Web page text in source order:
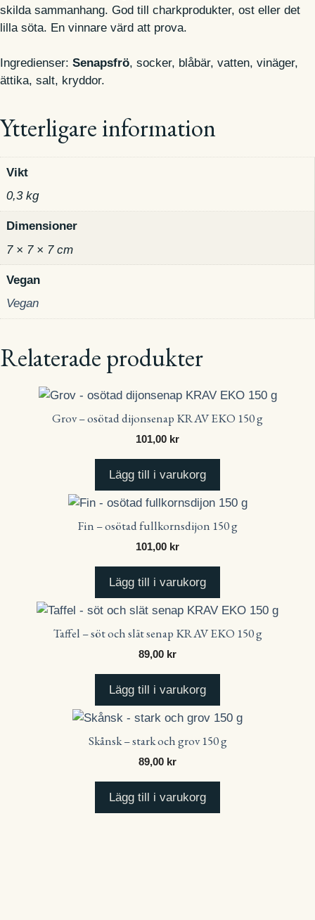
skilda sammanhang. God till charkprodukter, ost eller det
lilla söta. En vinnare värd att prova.
Ingredienser: Senapsfrö, socker, blåbär, vatten, vinäger,
ättika, salt, kryddor.
Ytterligare information
Vikt
0,3 kg
Dimensioner
7 × 7 × 7 cm
Vegan
Vegan
Relaterade produkter
Grov – osötad dijonsenap KRAV EKO 150 g
101,00 kr
Lägg till i varukorg
Fin – osötad fullkornsdijon 150 g
101,00 kr
Lägg till i varukorg
Taffel – söt och slät senap KRAV EKO 150 g
89,00 kr
Lägg till i varukorg
Skånsk – stark och grov 150 g
89,00 kr
Lägg till i varukorg